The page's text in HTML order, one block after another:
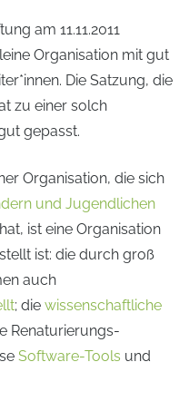
am 11.11.2011
Organisation mit gut
Die Satzung, die
zu einer solch
gepasst.
Organisation, die sich
und Jugendlichen
ist eine Organisation
ist: die durch groß
auch
; diewissenschaftliche
Renaturierungs-
Software-Tools und